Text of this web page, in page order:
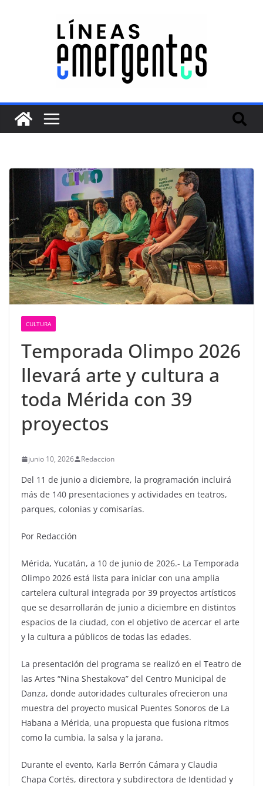
CULTURA
Temporada Olimpo 2026
llevará arte y cultura a
toda Mérida con 39
proyectos
junio 10, 2026 Redaccion
Del 11 de junio a diciembre, la programación incluirá
más de 140 presentaciones y actividades en teatros,
parques, colonias y comisarías.
Por Redacción
Mérida, Yucatán, a 10 de junio de 2026.- La Temporada
Olimpo 2026 está lista para iniciar con una amplia
cartelera cultural integrada por 39 proyectos artísticos
que se desarrollarán de junio a diciembre en distintos
espacios de la ciudad, con el objetivo de acercar el arte
y la cultura a públicos de todas las edades.
La presentación del programa se realizó en el Teatro de
las Artes “Nina Shestakova” del Centro Municipal de
Danza, donde autoridades culturales ofrecieron una
muestra del proyecto musical Puentes Sonoros de La
Habana a Mérida, una propuesta que fusiona ritmos
como la cumbia, la salsa y la jarana.
Durante el evento, Karla Berrón Cámara y Claudia
Chapa Cortés, directora y subdirectora de Identidad y